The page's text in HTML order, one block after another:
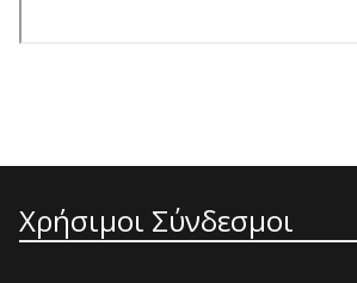
Χρήσιμοι Σύνδεσμοι